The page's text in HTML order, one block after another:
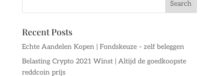
Recent Posts
Echte Aandelen Kopen | Fondskeuze – zelf beleggen
Belasting Crypto 2021 Winst | Altijd de goedkoopste
reddcoin prijs